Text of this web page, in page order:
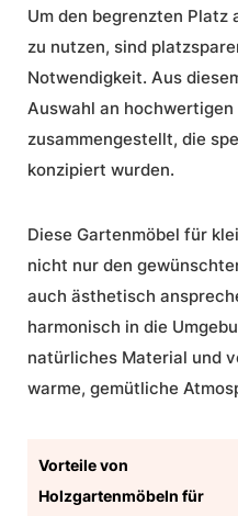
Um den begrenzten Platz
zu nutzen, sind
Notwendigkeit. Aus
Auswahl an
zusammengestellt, die
konzipiert wurden.
Diese Gartenmöbel für
nicht nur den
auch ästhetisch
harmonisch in die
natürliches Material und
warme, gemütliche
Vorteile von
Holzgartenmöbeln für